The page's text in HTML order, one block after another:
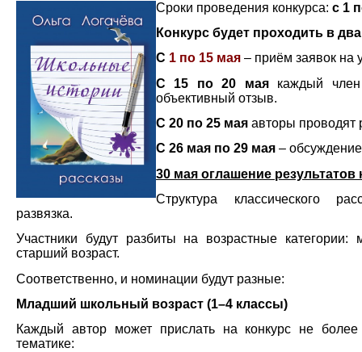
Сроки проведения конкурса: с 1
Конкурс будет проходить в
С 1 по 15 мая – приём заявок на
С 15 по 20 мая каждый
объективный отзыв.
С 20 по 25 мая авторы проводят
С 26 мая по 29 мая –
30 мая оглашение результатов
Структура классического
развязка.
Участники будут разбиты на возрастные
старший возраст.
Соответственно, и номинации будут разные:
Младший школьный возраст (1–4 классы)
Каждый автор может прислать на конкурс не более
тематике: